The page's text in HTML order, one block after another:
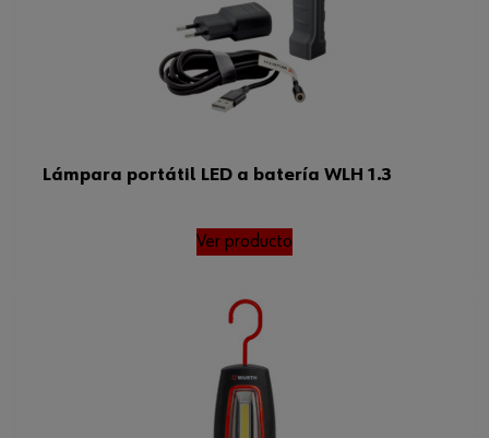
Lámpara portátil LED a batería WLH 1.3
Ver producto